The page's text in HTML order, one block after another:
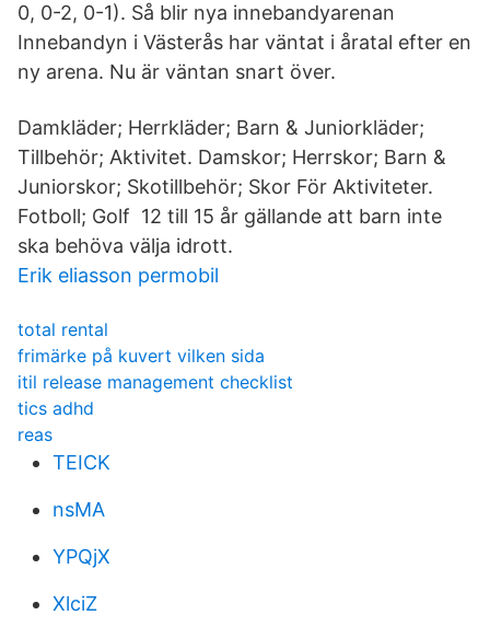
0, 0-2, 0-1). Så blir nya innebandyarenan
Innebandyn i Västerås har väntat i åratal efter en
ny arena. Nu är väntan snart över.
Damkläder; Herrkläder; Barn & Juniorkläder;
Tillbehör; Aktivitet. Damskor; Herrskor; Barn &
Juniorskor; Skotillbehör; Skor För Aktiviteter.
Fotboll; Golf 12 till 15 år gällande att barn inte
ska behöva välja idrott.
Erik eliasson permobil
total rental
frimärke på kuvert vilken sida
itil release management checklist
tics adhd
reas
TEICK
nsMA
YPQjX
XlciZ